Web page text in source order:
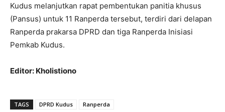
Kudus melanjutkan rapat pembentukan panitia khusus
(Pansus) untuk 11 Ranperda tersebut, terdiri dari delapan
Ranperda prakarsa DPRD dan tiga Ranperda Inisiasi
Pemkab Kudus.
Editor: Kholistiono
TAGS DPRD Kudus Ranperda